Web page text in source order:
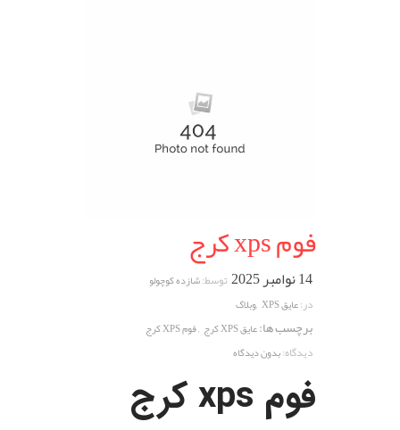
فوم xps کرج
14 نوامبر 2025 توسط:شازده کوچولو
در:عایق XPS ,وبلاگ
برچسب ها:عایق XPS کرج ,فوم XPS کرج
دیدگاه:بدون دیدگاه
فوم xps کرج